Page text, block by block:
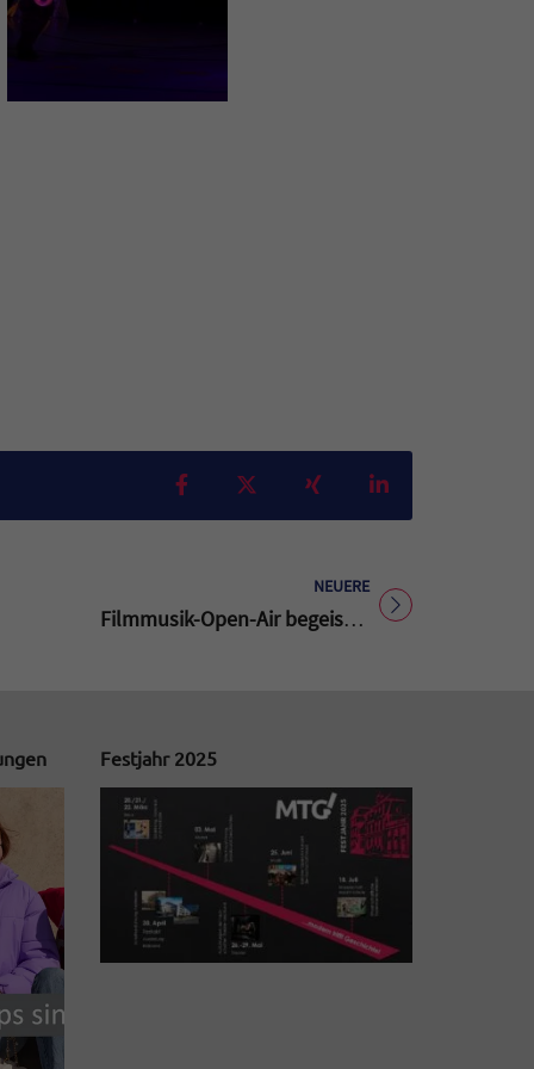
Teilen auf Facebook
Teilen auf XTeilen auf Xing
Teilen auf
NEUERE
Titel für Beitrag
Filmmusik-Open-Air begeistert
Festjahr 2025